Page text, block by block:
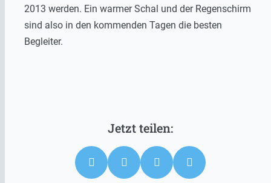
2013 werden. Ein warmer Schal und der Regenschirm
sind also in den kommenden Tagen die besten
Begleiter.